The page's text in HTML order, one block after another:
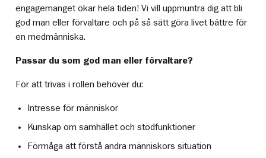
engagemanget ökar hela tiden! Vi vill uppmuntra dig att bli
god man eller förvaltare och på så sätt göra livet bättre för
en medmänniska.
Passar du som god man eller förvaltare?
För att trivas i rollen behöver du:
Intresse för människor
Kunskap om samhället och stödfunktioner
Förmåga att förstå andra människors situation